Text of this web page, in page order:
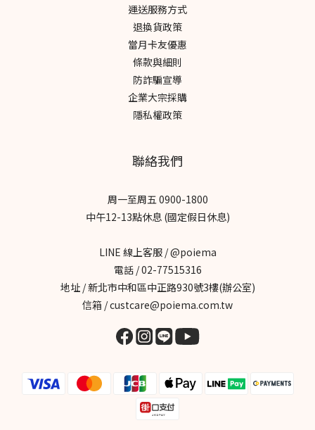
運送服務方式
退換貨政策
當月卡友優惠
條款與細則
防詐騙宣導
企業大宗採購
隱私權政策
聯絡我們
周一至周五 0900-1800
中午12-13點休息 (國定假日休息)
LINE 線上客服 / @poiema
電話 / 02-77515316
地址 / 新北市中和區中正路930號3樓(辦公室)
信箱 / custcare@poiema.com.tw